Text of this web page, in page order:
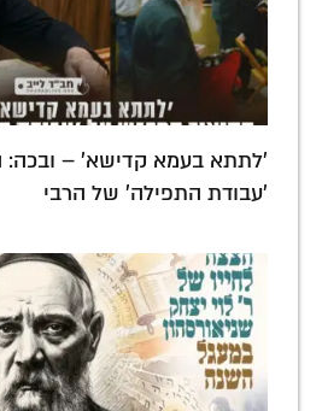
'לתתא בעמא קדישא' – ובכה:
'עבודת התפילה' של הרבי